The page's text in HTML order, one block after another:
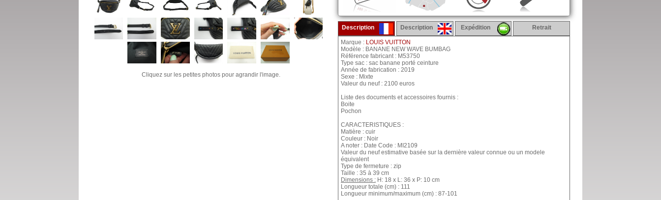
Cliquez sur les petites photos pour agrandir l'image.
Description Description Expédition Retrait
Marque : LOUIS VUITTON
Modèle : BANANE NEW WAVE BUMBAG
Référence fabricant : M53750
Type sac : sac banane porté ceinture
Année de fabrication : 2019
Sexe : Mixte
Valeur du neuf : 2100 euros
Liste des documents et accessoires fournis :
Boite
Pochon
CARACTERISTIQUES :
Matière : cuir
Couleur : Noir
A noter : Date Code : MI2109
Valeur du neuf estimative basée sur la dernière valeur connue ou un modele
équivalent
Type de fermeture : zip
Taille : 35 à 39 cm
Dimensions : H: 18 x L: 36 x P: 10 cm
Longueur totale (cm) : 111
Longueur minimum/maximum (cm) : 87-101